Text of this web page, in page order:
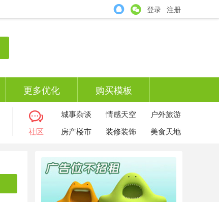
登录 注册
更多优化 购买模板
社区
城事杂谈 情感天空
户外旅游
房产楼市
装修装饰 美食天地